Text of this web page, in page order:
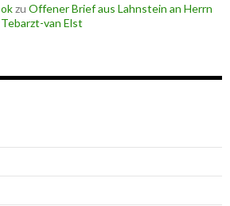
zu Offener Brief aus Lahnstein an Herrn
van Elst